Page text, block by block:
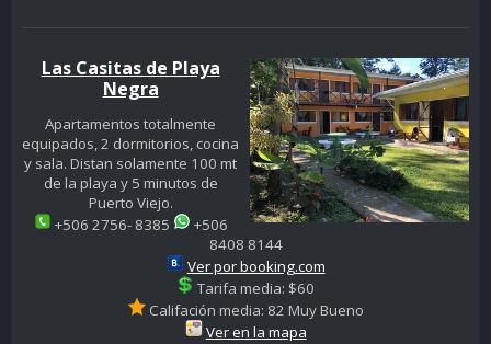
Las Casitas de Playa
Negra
Apartamentos totalmente
equipados, 2 dormitorios, cocina
y sala. Distan solamente 100 mt
de la playa y 5 minutos de
Puerto Viejo.
+506 2756- 8385
+506
8408 8144
Ver por booking.com
Tarifa media: $60
Califación media: 82 Muy Bueno
Ver en la mapa